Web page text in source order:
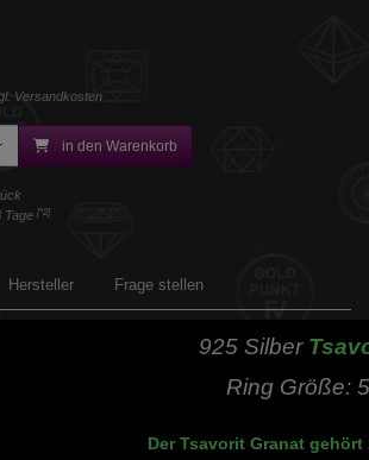
Versandkosten
in den Warenkorb
Tage [*2]
Hersteller Frage stellen
925 Silber
Ring Größe:
Der Tsavorit Granat